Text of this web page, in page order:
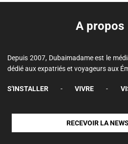
A propos
Depuis 2007, Dubaimadame est le
dédié aux expatriés et voyageurs aux
S'INSTALLER - VIVRE -
RECEVOIR LA